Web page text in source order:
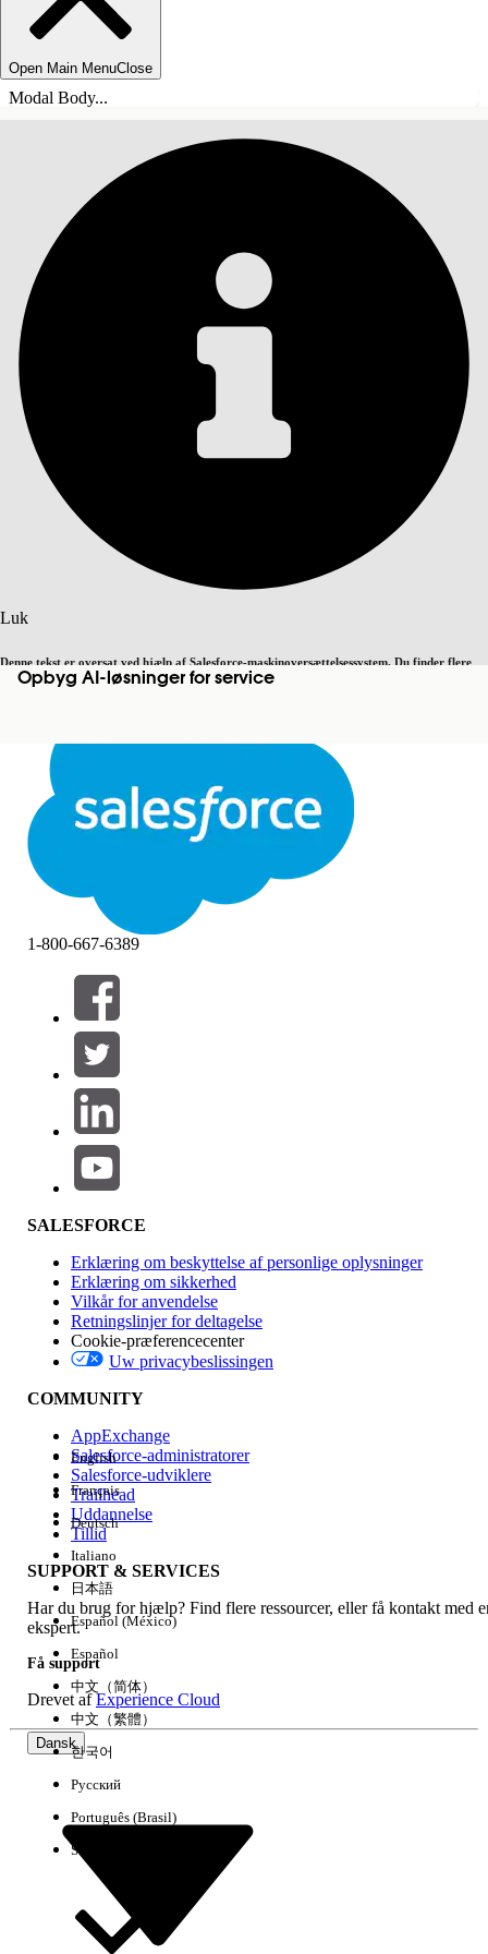
Open Main MenuClose
Modal Body...
Luk
Denne tekst er oversat ved hjælp af Salesforce-maskinoversættelsessystem. Du finder flere
detaljer her. Skift til engelsk Ikke nu
Luk
Opbyg AI-løsninger for service
INDHOLD
Filtre (0)
VÆLG FILTRE
Produktområde
Funktionspåvirkning
Version
Experience
Ryd alle Udført
1-800-667-6389
SALESFORCE
Erklæring om beskyttelse af personlige oplysninger
Erklæring om sikkerhed
Vilkår for anvendelse
Retningslinjer for deltagelse
Cookie-præferencecenter
Uw privacybeslissingen
COMMUNITY
AppExchange
Salesforce-administratorer
Salesforce-udviklere
Trailhead
Uddannelse
Tillid
SUPPORT & SERVICES
Har du brug for hjælp? Find flere ressourcer, eller få kontakt med
ekspert.
Få support
Drevet afExperience Cloud
Dansk
English
Français
Deutsch
Italiano
日本語
Español (México)
Español
中文（简体）
中文（繁體）
한국어
Русский
Português (Brasil)
Suomi